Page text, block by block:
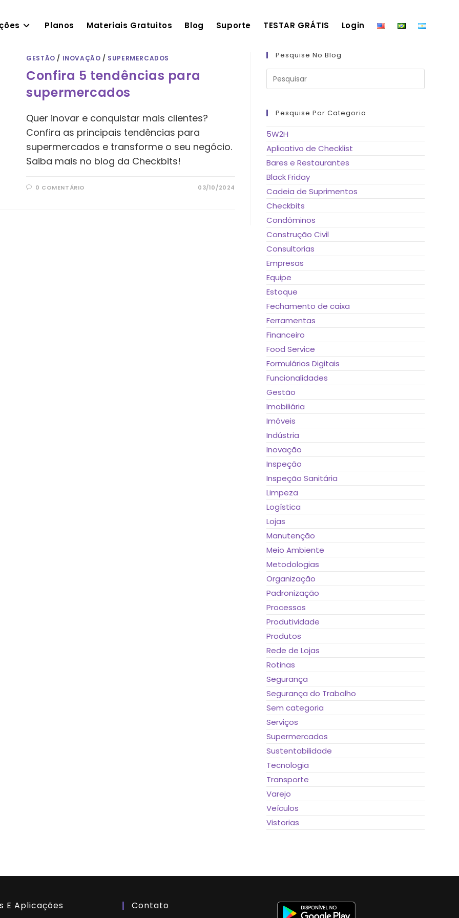
Planos Materiais Gratuitos Blog Suporte TESTAR GRÁTIS Login
GESTÃO / INOVAÇÃO / SUPERMERCADOS
Confira 5 tendências para
supermercados
Quer inovar e conquistar mais clientes?
Confira as principais tendências para
supermercados e transforme o seu negócio.
Saiba mais no blog da Checkbits!
0 COMENTÁRIO 03/10/2024
Pesquise No Blog
Pressione
tecla
Pesquise Por Categoria
5W2H
Aplicativo de Checklist
Bares e Restaurantes
Black Friday
Cadeia de Suprimentos
Checkbits
Condôminos
Construção Civil
Consultorias
Empresas
Equipe
Estoque
Fechamento de caixa
Ferramentas
Financeiro
Food Service
Formulários Digitais
Funcionalidades
Gestão
Imobiliária
Imóveis
Indústria
Inovação
Inspeção
Inspeção Sanitária
Limpeza
Logística
Lojas
Manutenção
Meio Ambiente
Metodologias
Organização
Padronização
Processos
Produtividade
Produtos
Rede de Lojas
Rotinas
Segurança
Segurança do Trabalho
Sem categoria
Serviços
Supermercados
Sustentabilidade
Tecnologia
Transporte
Varejo
Veículos
Vistorias
E Aplicações Contato